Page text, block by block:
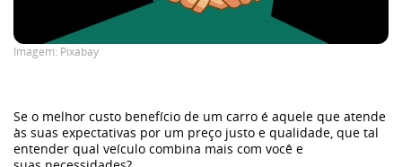
Imagem: Pixabay
Se o melhor custo benefício de um carro é aquele que atende
às suas expectativas por um preço justo e qualidade, que tal
entender qual veículo combina mais com você e